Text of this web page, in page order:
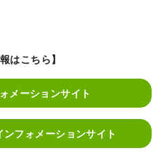
はこちら】
メーションサイト
ンフォメーションサイト